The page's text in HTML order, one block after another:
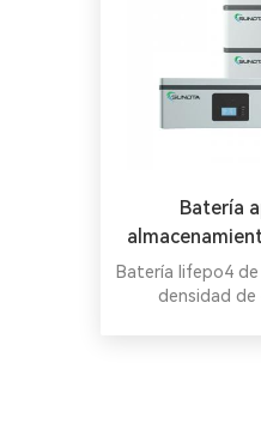
kWh para un
Batería
hierro
Batería lifepo4
densidad de